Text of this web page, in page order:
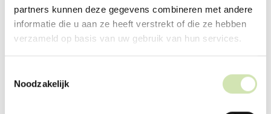
partners kunnen deze gegevens combineren met andere
informatie die u aan ze heeft verstrekt of die ze hebben
verzameld op basis van uw gebruik van hun services.
Noodzakelijk
Skriuw dy yn by in
wenningkorporaasje
Skriuw dy yn by ien fan de wenningkorporaasjes fan
Fryslân. Hjir fynst it aktuele hieroanbod.